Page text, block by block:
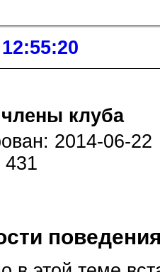
клуба
2014-06-22